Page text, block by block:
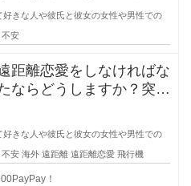
しまってる
好きな人や彼氏と彼女の女性や男性での
不安
距離恋愛をしなければな
ならどうしますか？突然
距離に..
好きな人や彼氏と彼女の女性や男性での
不安 海外 遠距離 遠距離恋愛 飛行機
！